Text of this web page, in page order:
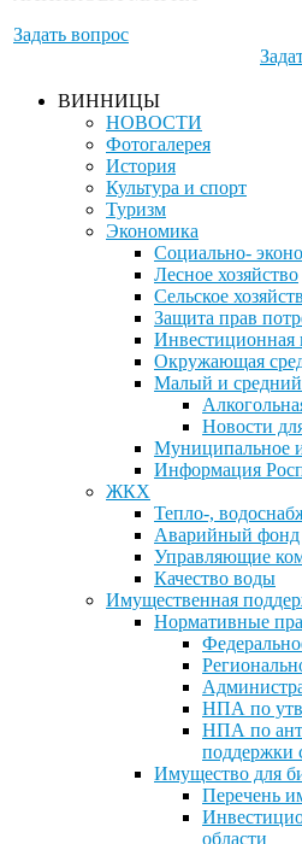
Задать вопрос
ВИННИЦЫ
НОВОСТИ
Фотогалерея
История
Культура и спорт
Туризм
Экономика
Социально-
Лесное хозяйство
Сельское
Защита прав
Инвестиционная
Окружающая
Малый и средний
Новости
Муниципальное
Информация
ЖКХ
Тепло-,
Аварийный фонд
Управляющие
Качество воды
Имущественная
Нормативные
НПА по
НПА по
поддержки
Имущество для
Перечень
области